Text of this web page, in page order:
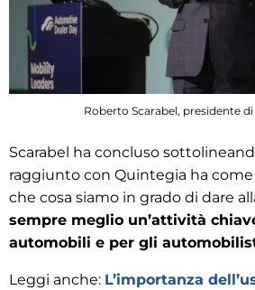
Roberto Scarabel, presidente
Scarabel ha concluso
raggiunto con Quintegia ha come
che cosa siamo in grado di dare
sempre meglio un’attività
automobili e per gli
Leggi anche: L’importanza